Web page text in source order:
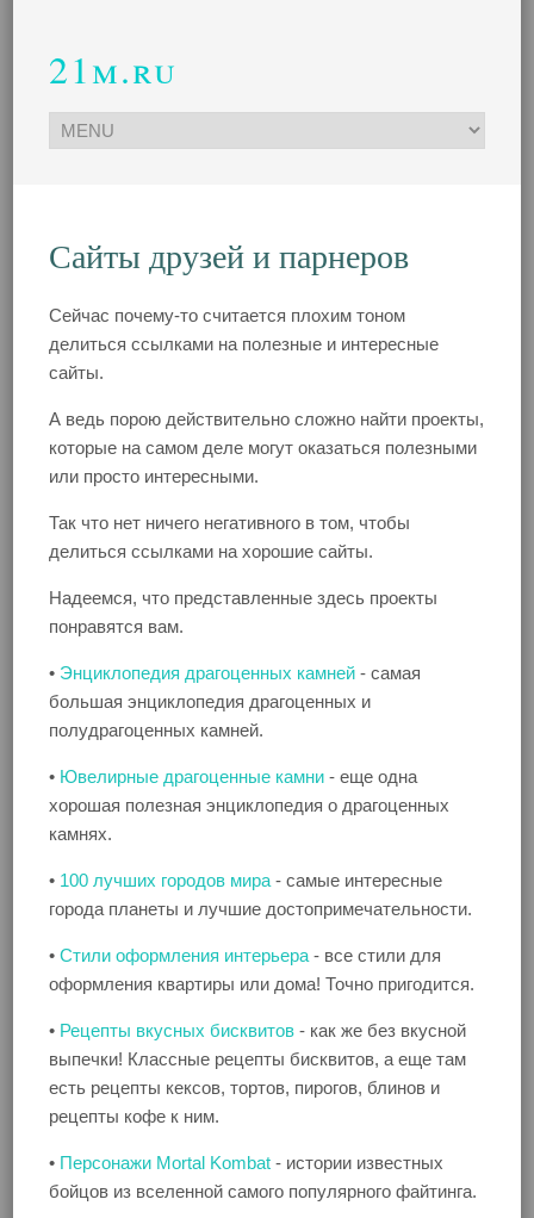
21m.ru
Сайты друзей и парнеров
Сейчас почему-то считается плохим тоном
делиться ссылками на полезные и интересные
сайты.
А ведь порою действительно сложно найти проекты,
которые на самом деле могут оказаться полезными
или просто интересными.
Так что нет ничего негативного в том, чтобы
делиться ссылками на хорошие сайты.
Надеемся, что представленные здесь проекты
понравятся вам.
• Энциклопедия драгоценных камней - самая
большая энциклопедия драгоценных и
полудрагоценных камней.
• Ювелирные драгоценные камни - еще одна
хорошая полезная энциклопедия о драгоценных
камнях.
• 100 лучших городов мира - самые интересные
города планеты и лучшие достопримечательности.
•Стили оформления интерьера - все стили для
оформления квартиры или дома! Точно пригодится.
• Рецепты вкусных бисквитов - как же без вкусной
выпечки! Классные рецепты бисквитов, а еще там
есть рецепты кексов, тортов, пирогов, блинов и
рецепты кофе к ним.
• Персонажи Mortal Kombat - истории известных
бойцов из вселенной самого популярного файтинга.